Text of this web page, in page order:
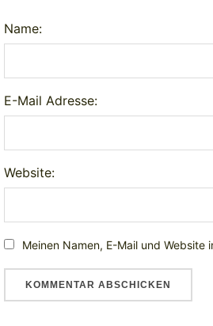
Name:
E-Mail Adresse:
Website:
Meinen Namen, E-Mail und